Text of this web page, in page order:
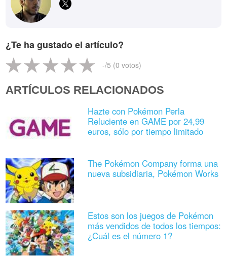
¿Te ha gustado el artículo?
-/5 (0 votos)
ARTÍCULOS RELACIONADOS
Hazte con Pokémon Perla
Reluciente en GAME por 24,99
euros, sólo por tiempo limitado
The Pokémon Company forma una
nueva subsidiaria, Pokémon Works
Estos son los juegos de Pokémon
más vendidos de todos los tiempos:
¿Cuál es el número 1?